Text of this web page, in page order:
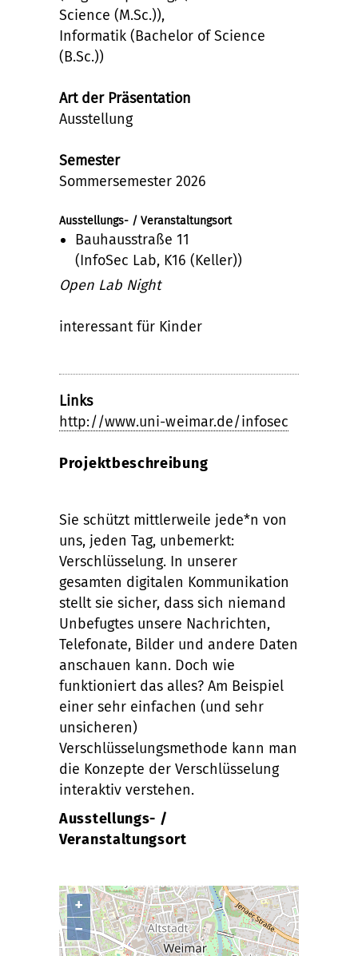
Science (M.Sc.)),
Informatik (Bachelor of Science
(B.Sc.))
Art der Präsentation
Ausstellung
Semester
Sommersemester 2026
Ausstellungs- / Veranstaltungsort
Bauhausstraße 11
(InfoSec Lab, K16 (Keller))
Open Lab Night
interessant für Kinder
Links
http://www.uni-weimar.de/infosec
Projektbeschreibung
Sie schützt mittlerweile jede*n von
uns, jeden Tag, unbemerkt:
Verschlüsselung. In unserer
gesamten digitalen Kommunikation
stellt sie sicher, dass sich niemand
Unbefugtes unsere Nachrichten,
Telefonate, Bilder und andere Daten
anschauen kann. Doch wie
funktioniert das alles? Am Beispiel
einer sehr einfachen (und sehr
unsicheren)
Verschlüsselungsmethode kann man
die Konzepte der Verschlüsselung
interaktiv verstehen.
Ausstellungs- /
Veranstaltungsort
+
−